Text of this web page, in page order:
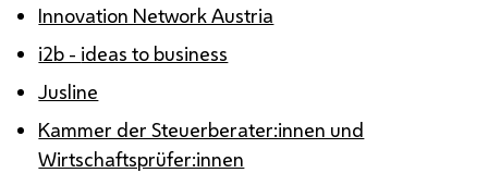
Innovation Network Austria
i2b - ideas to business
Jusline
Kammer der Steuerberater:innen und
Wirtschaftsprüfer:innen